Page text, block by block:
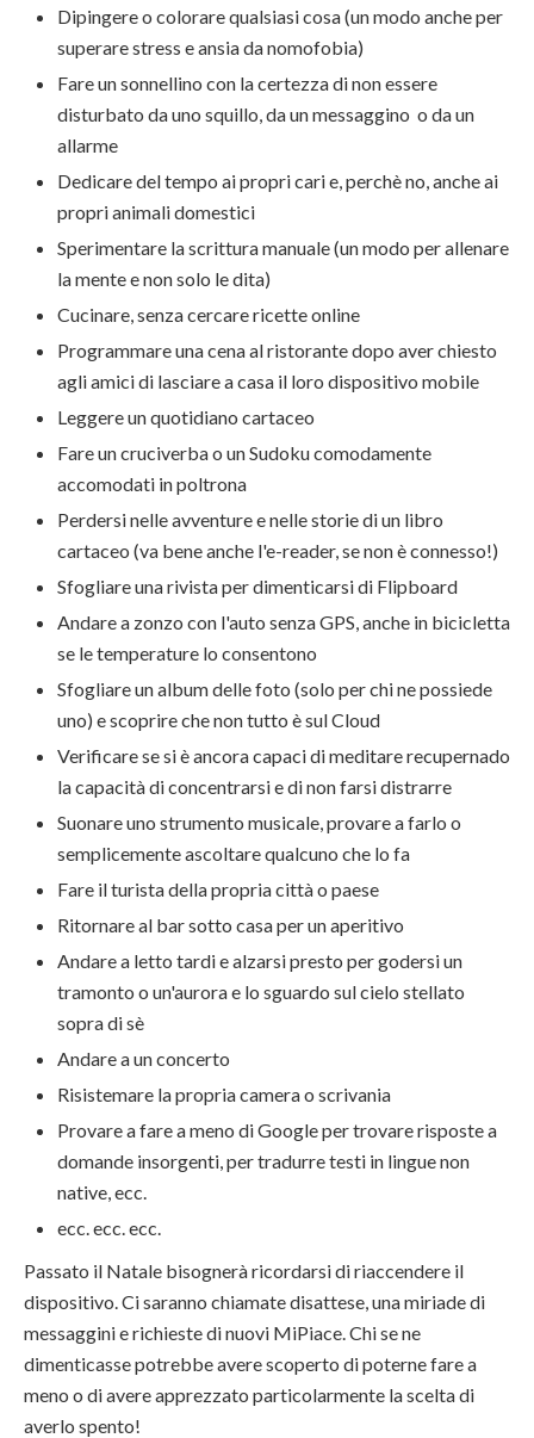
Dipingere o colorare qualsiasi cosa (un modo anche per
superare stress e ansia da nomofobia)
Fare un sonnellino con la certezza di non essere
disturbato da uno squillo, da un messaggino o da un
allarme
Dedicare del tempo ai propri cari e, perchè no, anche ai
propri animali domestici
Sperimentare la scrittura manuale (un modo per allenare
la mente e non solo le dita)
Cucinare, senza cercare ricette online
Programmare una cena al ristorante dopo aver chiesto
agli amici di lasciare a casa il loro dispositivo mobile
Leggere un quotidiano cartaceo
Fare un cruciverba o un Sudoku comodamente
accomodati in poltrona
Perdersi nelle avventure e nelle storie di un libro
cartaceo (va bene anche l'e-reader, se non è connesso!)
Sfogliare una rivista per dimenticarsi di Flipboard
Andare a zonzo con l'auto senza GPS, anche in bicicletta
se le temperature lo consentono
Sfogliare un album delle foto (solo per chi ne possiede
uno) e scoprire che non tutto è sul Cloud
Verificare se si è ancora capaci di meditare recupernado
la capacità di concentrarsi e di non farsi distrarre
Suonare uno strumento musicale, provare a farlo o
semplicemente ascoltare qualcuno che lo fa
Fare il turista della propria città o paese
Ritornare al bar sotto casa per un aperitivo
Andare a letto tardi e alzarsi presto per godersi un
tramonto o un'aurora e lo sguardo sul cielo stellato
sopra di sè
Andare a un concerto
Risistemare la propria camera o scrivania
Provare a fare a meno di Google per trovare risposte a
domande insorgenti, per tradurre testi in lingue non
native, ecc.
ecc. ecc. ecc.
Passato il Natale bisognerà ricordarsi di riaccendere il
dispositivo. Ci saranno chiamate disattese, una miriade di
messaggini e richieste di nuovi MiPiace. Chi se ne
dimenticasse potrebbe avere scoperto di poterne fare a
meno o di avere apprezzato particolarmente la scelta di
averlo spento!